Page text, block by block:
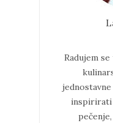
Radujem
inspirirati